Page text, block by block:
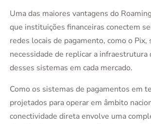
Uma das maiores vantagens do
que instituições financeiras conectem
redes locais de pagamento, como o Pix,
necessidade de replicar a infraestrutura
desses sistemas em cada mercado.
Como os sistemas de pagamentos em
projetados para operar em âmbito
conectividade direta envolve uma